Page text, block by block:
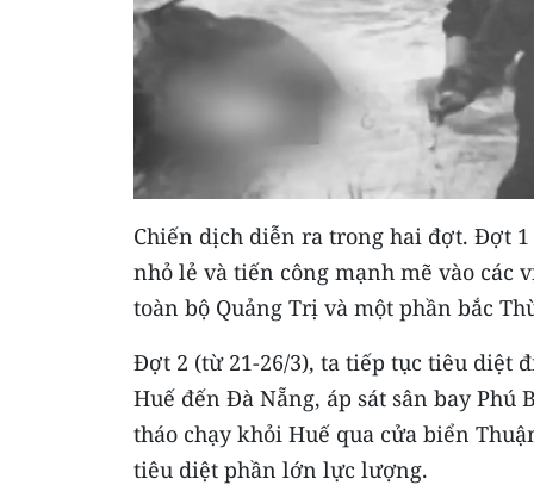
Chiến dịch diễn ra trong hai đợt. Đợt
nhỏ lẻ và tiến công mạnh mẽ vào các
toàn bộ Quảng Trị và một phần bắc
Đợt 2 (từ 21-26/3), ta tiếp tục tiêu diệt
Huế đến Đà Nẵng, áp sát sân bay Phú
tháo chạy khỏi Huế qua cửa biển
tiêu diệt phần lớn lực lượng.